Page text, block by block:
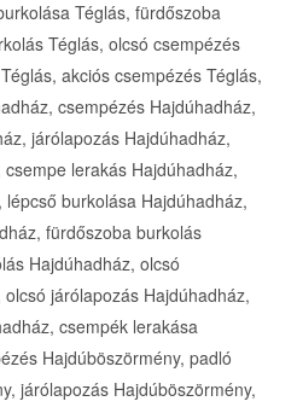
Téglás, fürdőszoba
Téglás, olcsó csempézés
akciós csempézés Téglás,
csempézés Hajdúhadház,
járólapozás Hajdúhadház,
lerakás Hajdúhadház,
burkolása Hajdúhadház,
fürdőszoba burkolás
Hajdúhadház, olcsó
járólapozás Hajdúhadház,
csempék lerakása
Hajdúböszörmény, padló
járólapozás Hajdúböszörmény,